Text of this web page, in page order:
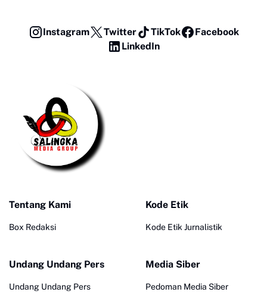
Instagram Twitter TikTok
Facebook
LinkedIn
Tentang Kami
Box Redaksi
Kode Etik
Kode Etik Jurnalistik
Undang Undang Pers
Undang Undang Pers
Media Siber
Pedoman Media Siber